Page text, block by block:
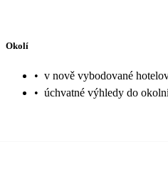
Okolí
• v nově vybodované
• úchvatné výhledy do